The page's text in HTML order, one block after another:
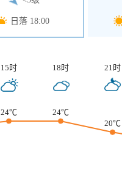
日落 18:00
15时 18时 21时
24℃
24℃
20℃